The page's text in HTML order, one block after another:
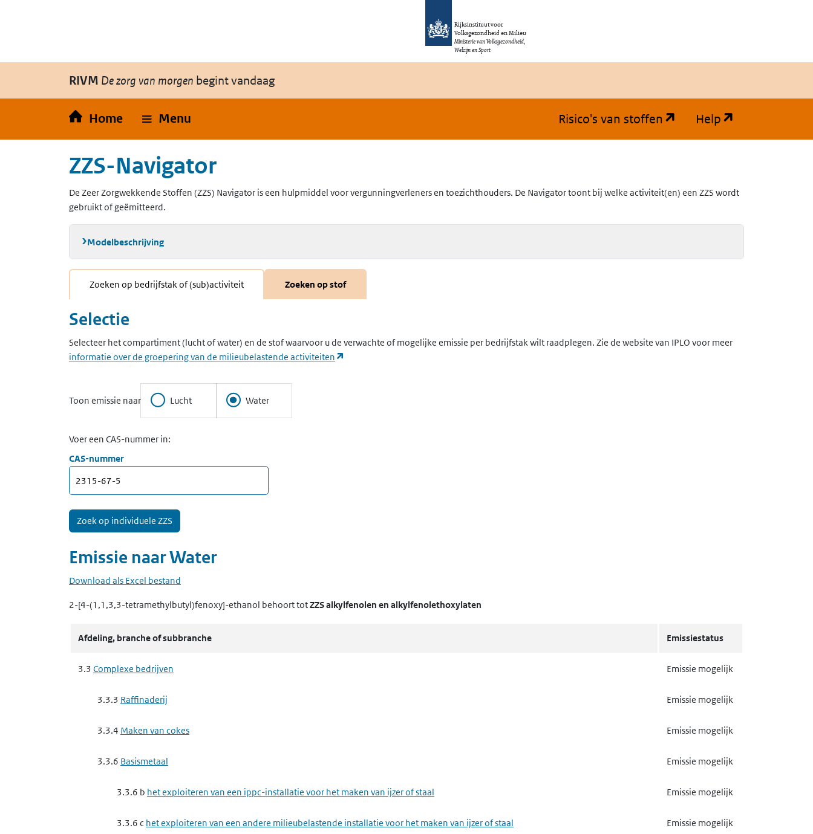
Rijksinstituut voor
Volksgezondheid en Milieu
Ministerie van Volksgezondheid,
Welzijn en Sport
RIVM De zorg van morgen begint vandaag
Home Menu Risico's van stoffen (opent in een nieuw
Help
ZZS-Navigator
De Zeer Zorgwekkende Stoffen (ZZS) Navigator is een hulpmiddel voor vergunningverleners en toezichthouders. De Navigator toont bij welke activiteit(en) een ZZS wordt
gebruikt of geëmitteerd.
Modelbeschrijving
Zoeken op bedrijfstak of (sub)activiteit Zoeken op stof
Selectie
Selecteer het compartiment (lucht of water) en de stof waarvoor u de verwachte of mogelijke emissie per bedrijfstak wilt raadplegen. Zie de website van IPLO voor meer
informatie over de groepering van de milieubelastende activiteiten
Toon emissie naar Lucht Water
Voer een CAS-nummer in:
CAS-nummer
Emissie naarWater
Download als Excel bestand
2-[4-(1,1,3,3-tetramethylbutyl)fenoxy]-ethanol behoort totZZS alkylfenolen en alkylfenolethoxylaten
Afdeling, branche of subbranche Emissiestatus
3.3 Complexe bedrijven Emissie mogelijk
3.3.3 Raffinaderij Emissie mogelijk
3.3.4 Maken van cokes Emissie mogelijk
3.3.6 Basismetaal Emissie mogelijk
3.3.6 b het exploiteren van een ippc-installatie voor het maken van ijzer of staal Emissie mogelijk
3.3.6 c het exploiteren van een andere milieubelastende installatie voor het maken van ijzer of staal Emissie mogelijk